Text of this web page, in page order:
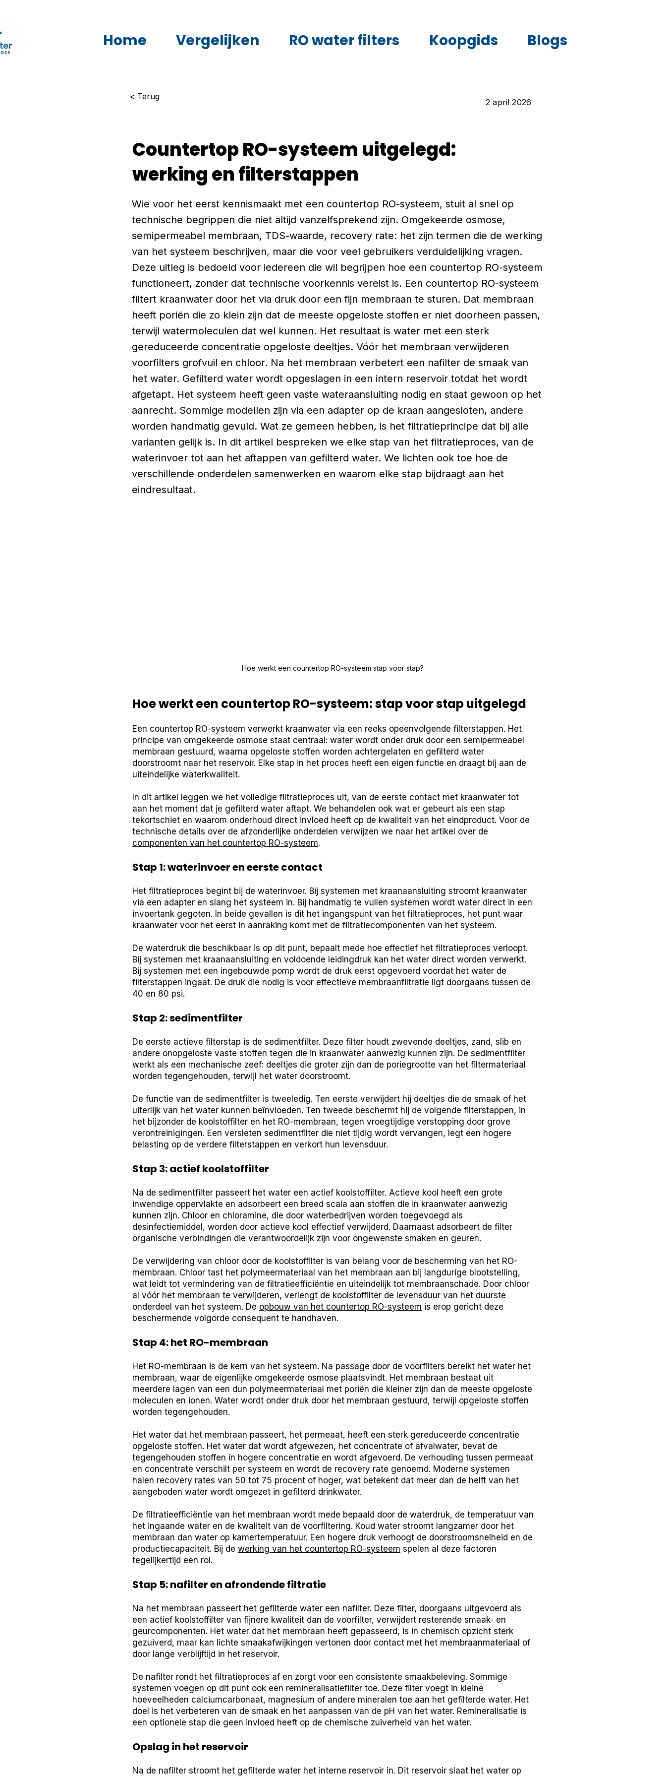
Home Vergelijken RO water filters Koopgids Blogs
< Terug
2 april 2026
Countertop RO-systeem uitgelegd:
werking en filterstappen
Wie voor het eerst kennismaakt met een countertop RO-systeem, stuit al snel op
technische begrippen die niet altijd vanzelfsprekend zijn. Omgekeerde osmose,
semipermeabel membraan, TDS-waarde, recovery rate: het zijn termen die de werking
van het systeem beschrijven, maar die voor veel gebruikers verduidelijking vragen.
Deze uitleg is bedoeld voor iedereen die wil begrijpen hoe een countertop RO-systeem
functioneert, zonder dat technische voorkennis vereist is. Een countertop RO-systeem
filtert kraanwater door het via druk door een fijn membraan te sturen. Dat membraan
heeft poriën die zo klein zijn dat de meeste opgeloste stoffen er niet doorheen passen,
terwijl watermoleculen dat wel kunnen. Het resultaat is water met een sterk
gereduceerde concentratie opgeloste deeltjes. Vóór het membraan verwijderen
voorfilters grofvuil en chloor. Na het membraan verbetert een nafilter de smaak van
het water. Gefilterd water wordt opgeslagen in een intern reservoir totdat het wordt
afgetapt. Het systeem heeft geen vaste wateraansluiting nodig en staat gewoon op het
aanrecht. Sommige modellen zijn via een adapter op de kraan aangesloten, andere
worden handmatig gevuld. Wat ze gemeen hebben, is het filtratieprincipe dat bij alle
varianten gelijk is. In dit artikel bespreken we elke stap van het filtratieproces, van de
waterinvoer tot aan het aftappen van gefilterd water. We lichten ook toe hoe de
verschillende onderdelen samenwerken en waarom elke stap bijdraagt aan het
eindresultaat.
Hoe werkt een countertop RO-systeem stap voor stap?
Hoe werkt een countertop RO-systeem: stap voor stap uitgelegd
Een countertop RO-systeem verwerkt kraanwater via een reeks opeenvolgende filterstappen. Het
principe van omgekeerde osmose staat centraal: water wordt onder druk door een semipermeabel
membraan gestuurd, waarna opgeloste stoffen worden achtergelaten en gefilterd water
doorstroomt naar het reservoir. Elke stap in het proces heeft een eigen functie en draagt bij aan de
uiteindelijke waterkwaliteit.
In dit artikel leggen we het volledige filtratieproces uit, van de eerste contact met kraanwater tot
aan het moment dat je gefilterd water aftapt. We behandelen ook wat er gebeurt als een stap
tekortschiet en waarom onderhoud direct invloed heeft op de kwaliteit van het eindproduct. Voor de
technische details over de afzonderlijke onderdelen verwijzen we naar het artikel over de
componenten van het countertop RO-systeem.
Stap 1: waterinvoer en eerste contact
Het filtratieproces begint bij de waterinvoer. Bij systemen met kraanaansluiting stroomt kraanwater
via een adapter en slang het systeem in. Bij handmatig te vullen systemen wordt water direct in een
invoertank gegoten. In beide gevallen is dit het ingangspunt van het filtratieproces, het punt waar
kraanwater voor het eerst in aanraking komt met de filtratiecomponenten van het systeem.
De waterdruk die beschikbaar is op dit punt, bepaalt mede hoe effectief het filtratieproces verloopt.
Bij systemen met kraanaansluiting en voldoende leidingdruk kan het water direct worden verwerkt.
Bij systemen met een ingebouwde pomp wordt de druk eerst opgevoerd voordat het water de
filterstappen ingaat. De druk die nodig is voor effectieve membraanfiltratie ligt doorgaans tussen de
40 en 80 psi.
Stap 2: sedimentfilter
De eerste actieve filterstap is de sedimentfilter. Deze filter houdt zwevende deeltjes, zand, slib en
andere onopgeloste vaste stoffen tegen die in kraanwater aanwezig kunnen zijn. De sedimentfilter
werkt als een mechanische zeef: deeltjes die groter zijn dan de poriegrootte van het filtermateriaal
worden tegengehouden, terwijl het water doorstroomt.
De functie van de sedimentfilter is tweeledig. Ten eerste verwijdert hij deeltjes die de smaak of het
uiterlijk van het water kunnen beïnvloeden. Ten tweede beschermt hij de volgende filterstappen, in
het bijzonder de koolstoffilter en het RO-membraan, tegen vroegtijdige verstopping door grove
verontreinigingen. Een versleten sedimentfilter die niet tijdig wordt vervangen, legt een hogere
belasting op de verdere filterstappen en verkort hun levensduur.
Stap 3: actief koolstoffilter
Na de sedimentfilter passeert het water een actief koolstoffilter. Actieve kool heeft een grote
inwendige oppervlakte en adsorbeert een breed scala aan stoffen die in kraanwater aanwezig
kunnen zijn. Chloor en chloramine, die door waterbedrijven worden toegevoegd als
desinfectiemiddel, worden door actieve kool effectief verwijderd. Daarnaast adsorbeert de filter
organische verbindingen die verantwoordelijk zijn voor ongewenste smaken en geuren.
De verwijdering van chloor door de koolstoffilter is van belang voor de bescherming van het RO-
membraan. Chloor tast het polymeermateriaal van het membraan aan bij langdurige blootstelling,
wat leidt tot vermindering van de filtratieefficiëntie en uiteindelijk tot membraanschade. Door chloor
al vóór het membraan te verwijderen, verlengt de koolstoffilter de levensduur van het duurste
onderdeel van het systeem. De opbouw van het countertop RO-systeem is erop gericht deze
beschermende volgorde consequent te handhaven.
Stap 4: het RO-membraan
Het RO-membraan is de kern van het systeem. Na passage door de voorfilters bereikt het water het
membraan, waar de eigenlijke omgekeerde osmose plaatsvindt. Het membraan bestaat uit
meerdere lagen van een dun polymeermateriaal met poriën die kleiner zijn dan de meeste opgeloste
moleculen en ionen. Water wordt onder druk door het membraan gestuurd, terwijl opgeloste stoffen
worden tegengehouden.
Het water dat het membraan passeert, het permeaat, heeft een sterk gereduceerde concentratie
opgeloste stoffen. Het water dat wordt afgewezen, het concentrate of afvalwater, bevat de
tegengehouden stoffen in hogere concentratie en wordt afgevoerd. De verhouding tussen permeaat
en concentrate verschilt per systeem en wordt de recovery rate genoemd. Moderne systemen
halen recovery rates van 50 tot 75 procent of hoger, wat betekent dat meer dan de helft van het
aangeboden water wordt omgezet in gefilterd drinkwater.
De filtratieefficiëntie van het membraan wordt mede bepaald door de waterdruk, de temperatuur van
het ingaande water en de kwaliteit van de voorfiltering. Koud water stroomt langzamer door het
membraan dan water op kamertemperatuur. Een hogere druk verhoogt de doorstroomsnelheid en de
productiecapaciteit. Bij de werking van het countertop RO-systeem spelen al deze factoren
tegelijkertijd een rol.
Stap 5: nafilter en afrondende filtratie
Na het membraan passeert het gefilterde water een nafilter. Deze filter, doorgaans uitgevoerd als
een actief koolstoffilter van fijnere kwaliteit dan de voorfilter, verwijdert resterende smaak- en
geurcomponenten. Het water dat het membraan heeft gepasseerd, is in chemisch opzicht sterk
gezuiverd, maar kan lichte smaakafwijkingen vertonen door contact met het membraanmateriaal of
door lange verblijftijd in het reservoir.
De nafilter rondt het filtratieproces af en zorgt voor een consistente smaakbeleving. Sommige
systemen voegen op dit punt ook een remineralisatiefilter toe. Deze filter voegt in kleine
hoeveelheden calciumcarbonaat, magnesium of andere mineralen toe aan het gefilterde water. Het
doel is het verbeteren van de smaak en het aanpassen van de pH van het water. Remineralisatie is
een optionele stap die geen invloed heeft op de chemische zuiverheid van het water.
Opslag in het reservoir
Na de nafilter stroomt het gefilterde water het interne reservoir in. Dit reservoir slaat het water op